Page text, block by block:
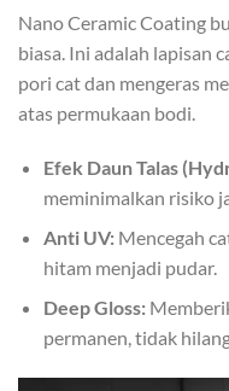
Nano Ceramic Coating
biasa. Ini adalah lapisan
pori cat dan mengeras
atas permukaan bodi.
Efek Daun Talas
meminimalkan risiko
Anti UV:Mencegah
hitam menjadi pudar.
Deep Gloss:
permanen, tidak